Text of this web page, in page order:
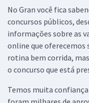
No Gran você fica
concursos públicos,
informações sobre as
online que oferecemos
rotina bem corrida,
o concurso que está
Temos muita